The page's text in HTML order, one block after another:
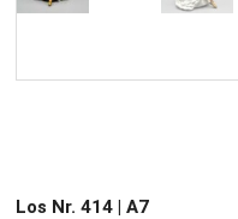
Los Nr. 414 | A7